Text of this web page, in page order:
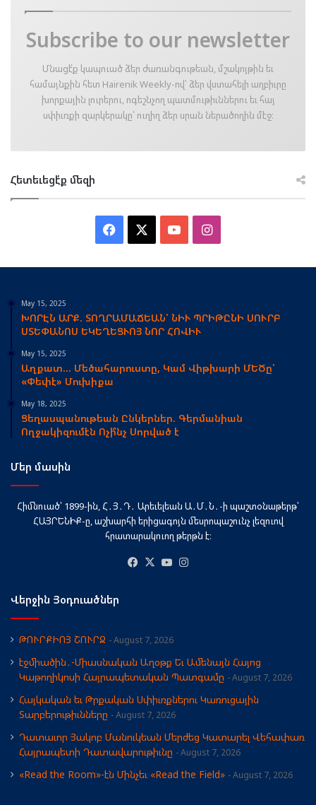
Subscribe to our newsletter
Մնացէ՛ք կապուած ձեր ժառանգութեան, մշակոյթին եւ
համայնքին հետ Hairenik Weekly-ով՝ ձեր վստահելի աղբիւրը
խորքային լուրերու, ոգեշնչող պատմութիւններու եւ հայ
սփիւռքի զարկերակը՝ ուղիղ ձեր սրան ներածողին մէջ։
Հետեւեցէ՛ք մեզի
Facebook YouTubeInstagram
May 15, 2025
ԽՈՐԷՆ ԱՐՔ. ՏՈՂՐԱՄԱՃԵԱՆ՝ ՆԻՒ ՊՐԻԹԸՆԻ ՍՈՒՐԲ
ՍՏԵՓԱՆՈՍ ԵԿԵՂԵՑՒՈՅ ՆՈՐ ՀՈՎԻՒ
May 15, 2025
Աղքատ… Մեծահարուստը, Կամ Վիթխարի ՄԵԾը՝
«Փեփէ» Մուխիքա
May 18, 2025
Ցեղասպանութեան Ընկերներ. Գերմանիան
Ողջակիզումէն Ոչի՞նչ Սորված է
Մեր մասին
Հիմնուած՝ 1899-ին, Հ․Յ․Դ․ Արեւելեան Ա․Մ․Ն․-ի պաշտօնաթերթ՝
ՀԱՅՐԵՆԻՔ-ը, աշխարհի երիցագոյն մեսրոպաշունչ լեզուով
հրատարակուող թերթն է։
Facebook
X YouTube
Վերջին Յօդուածներ
ԹՈՒՐՔԻՈՅ ՇՈՒՐՋ August 7, 2026
էջմիածին․-Միասնական Աղօթք Եւ Ամենայն Հայոց
Կաթողիկոսի Հայրապետական Պատգամը
August 7, 2026
Հայկական եւ Թրքական Սփիւռքներու Կառուցային
Տարբերութիւնները
August 7, 2026
Դատաւոր Յակոբ Մանուկեան Մերժեց Կատարել Վեհափառ
Հայրապետի Դատավարութիւնը
August 7, 2026
«Read the Room»-էն Մինչեւ «Read the Field» August 7, 2026